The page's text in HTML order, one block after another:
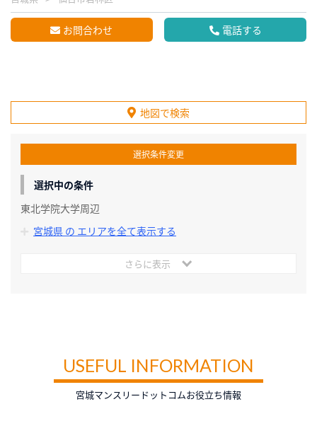
お問合わせ 電話する
地図で検索
選択条件変更
選択中の条件
東北学院大学周辺
宮城県 の エリアを全て表示する
さらに表示
USEFUL INFORMATION
宮城マンスリードットコムお役立ち情報